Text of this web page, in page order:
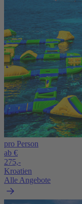
pro Person
ab €
275,-
Kroatien
Alle Angebote